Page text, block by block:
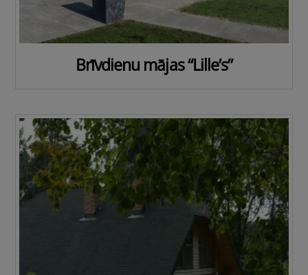
Brīvdienu mājas “Lille’s”